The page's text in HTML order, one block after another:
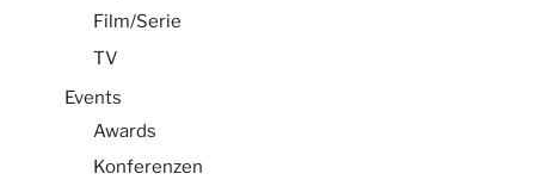
Film/Serie
TV
Events
Awards
Konferenzen